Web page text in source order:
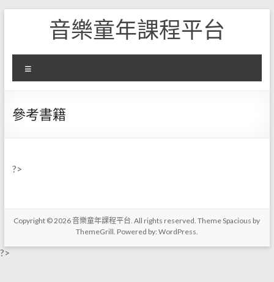
音樂童年課程平台
單
參考書籍
?>
Copyright © 2026音樂童年課程平台. All rights reserved. ThemeSpacious by
ThemeGrill. Powered by: WordPress.
?>